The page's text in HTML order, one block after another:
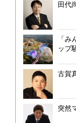
田代
「
ップ
古賀
突然